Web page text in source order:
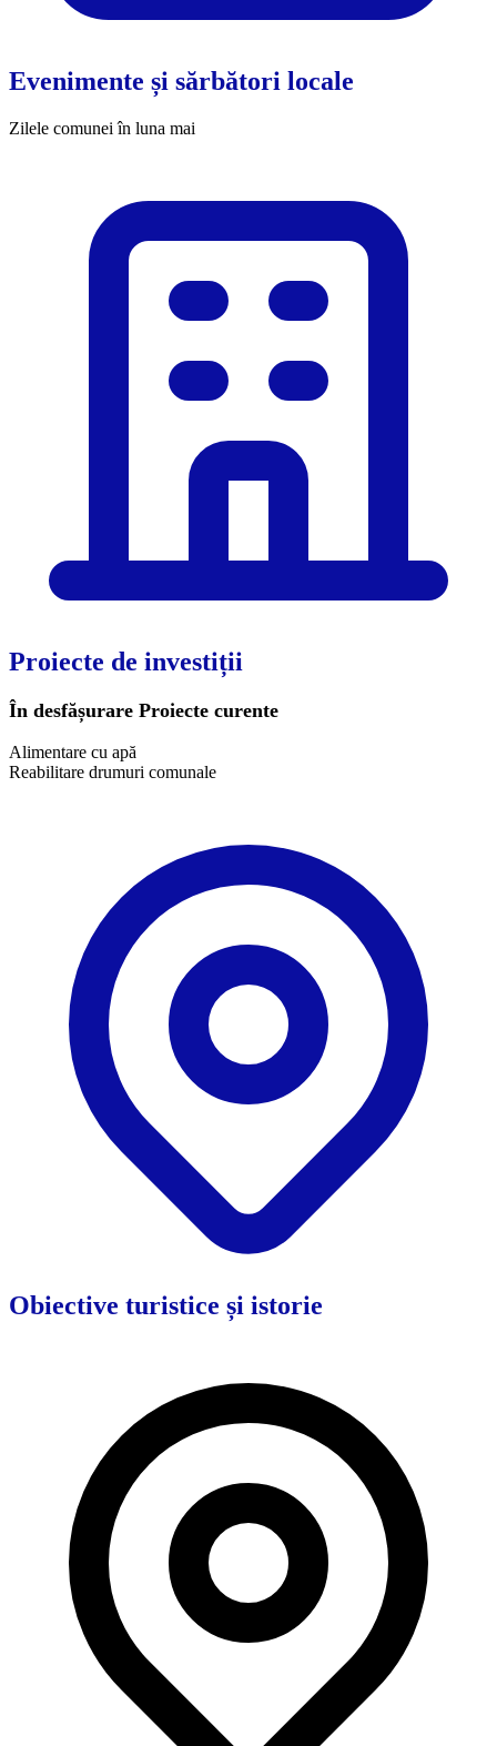
Evenimente și sărbători locale
Zilele comunei în luna mai
Proiecte de investiții
În desfășurare Proiecte curente
Alimentare cu apă
Reabilitare drumuri comunale
Obiective turistice și istorie